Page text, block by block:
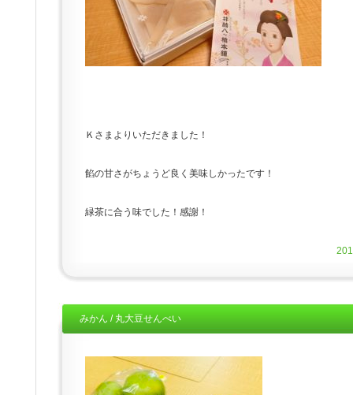
Ｋさまよりいただきました！
餡の甘さがちょうど良く美味しかったです！
緑茶に合う味でした！感謝！
みかん / 丸大豆せんべい